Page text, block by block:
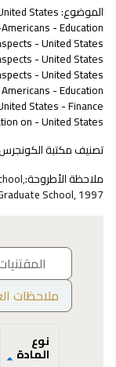
الموضوع:States
- Education
- United States
- United States
- United States
- Education
States - Finance
on - United States
تصنيف مكتبة
ملاحظة الأطروحة:
School, 1997.
ملاحظات
نوع
المادة